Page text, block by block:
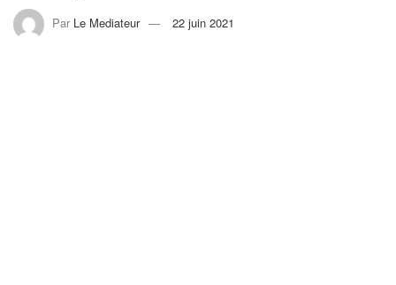
Par Le Mediateur 22 juin 2021